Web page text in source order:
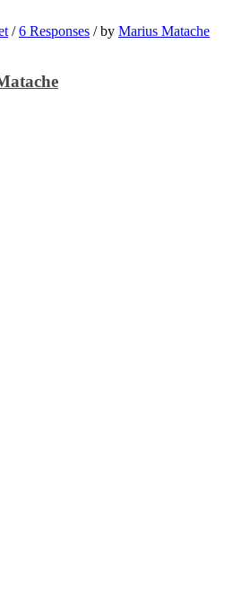
/ 6 Responses /by Marius Matache